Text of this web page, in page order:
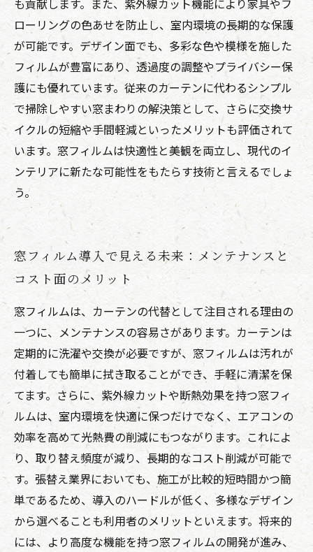
も貢献します。また、紫外線カット機能により家具やフ
ローリングの色あせを防止し、室内環境の長期的な保護
が可能です。デザイン面でも、多彩な色や模様を施した
フィルムが豊富にあり、透過度の調整やプライバシー保
護にも優れています。従来のカーテンに代わるシンプル
で掃除しやすい窓まわりの解決策として、さらに交換サ
イクルの短縮や手間軽減といったメリットも評価されて
います。窓フィルムは快適性と美観を両立し、現代のイ
ンテリアに新たな可能性をもたらす技術と言えるでしょ
う。
窓フィルム導入で見える未来：メンテナンスと
コスト面のメリット
窓フィルムは、カーテンの代替として注目される理由の
一つに、メンテナンスの容易さがあります。カーテンは
定期的に洗濯や交換が必要ですが、窓フィルムは汚れが
付着しても簡単に拭き取ることができ、手軽に清潔を保
てます。さらに、紫外線カットや断熱効果を持つ窓フィ
ルムは、室内環境を快適に保つだけでなく、エアコンの
効率を高めて光熱費の削減にもつながります。これによ
り、取り替え頻度が減り、長期的なコスト削減が可能で
す。張替え業界においても、施工が比較的短時間かつ簡
単であるため、導入のハードルが低く、多様なデザイン
から選べることも利用者のメリットといえます。将来的
には、より高度な機能を持つ窓フィルムの開発が進み、